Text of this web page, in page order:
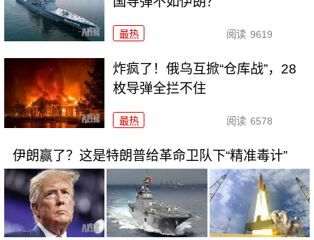
最热 阅读 9619
炸疯了！俄乌互掀“仓库战”，28
枚导弹全拦不住
最热 阅读 6578
伊朗赢了？这是特朗普给革命卫队下“精准毒计”